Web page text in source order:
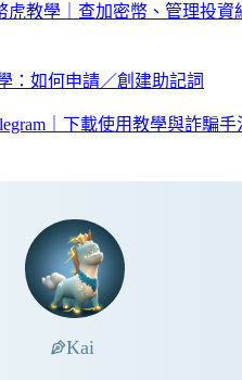
虎教學｜查加密幣、管理投資
：如何申請／創建助記詞
｜下載使用教學與詐騙手
Kai